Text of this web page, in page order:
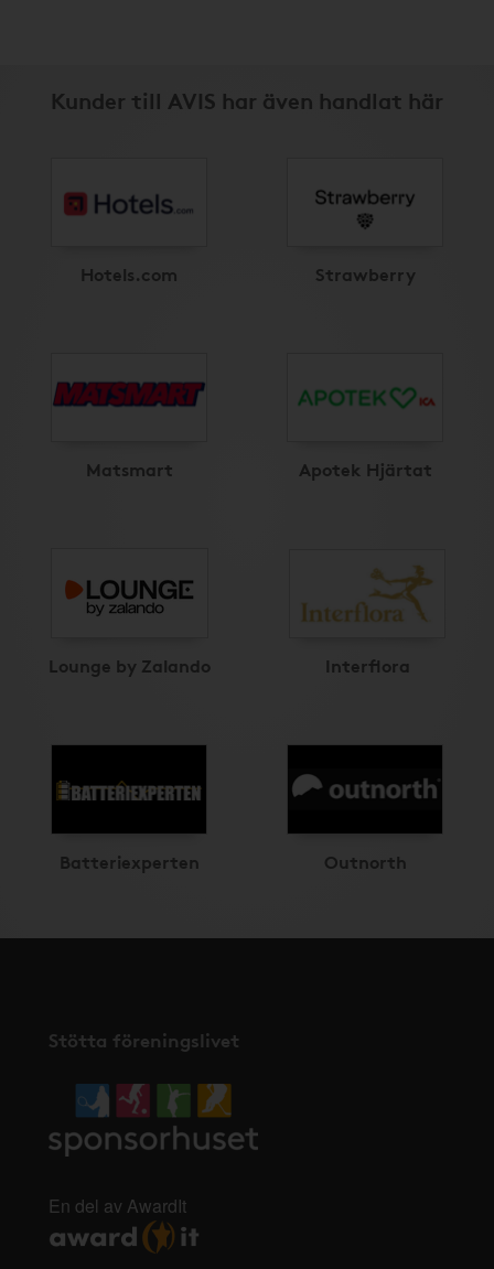
Kunder till AVIS har även handlat här
Hotels.com Strawberry
Matsmart Apotek Hjärtat
Lounge by Zalando Interflora
Batteriexperten Outnorth
Stötta föreningslivet
En del av AwardIt